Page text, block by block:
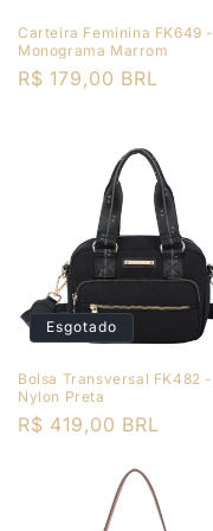
Carteira Feminina FK649 -
Monograma Marrom
Preço
R$ 179,00 BRL
Esgotado
Bolsa Transversal FK482 -
Nylon Preta
Preço
R$ 419,00 BRL